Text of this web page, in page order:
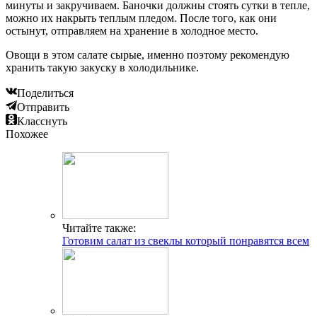
минуты и закручиваем. Баночки должны стоять сутки в тепле,
можно их накрыть теплым пледом. После того, как они
остынут, отправляем на хранение в холодное место.
Овощи в этом салате сырые, именно поэтому рекомендую
хранить такую закуску в холодильнике.
Поделиться
Отправить
Класснуть
Похожее
Читайте также:
Готовим салат из свеклы который понравятся всем